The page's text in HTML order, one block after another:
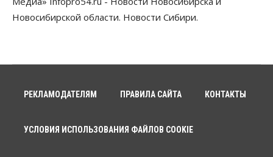
Новосибирской области. Новости Сибири.
РЕКЛАМОДАТЕЛЯМ ПРАВИЛА САЙТА КОНТАКТЫ
УСЛОВИЯ ИСПОЛЬЗОВАНИЯ ФАЙЛОВ COOKIE